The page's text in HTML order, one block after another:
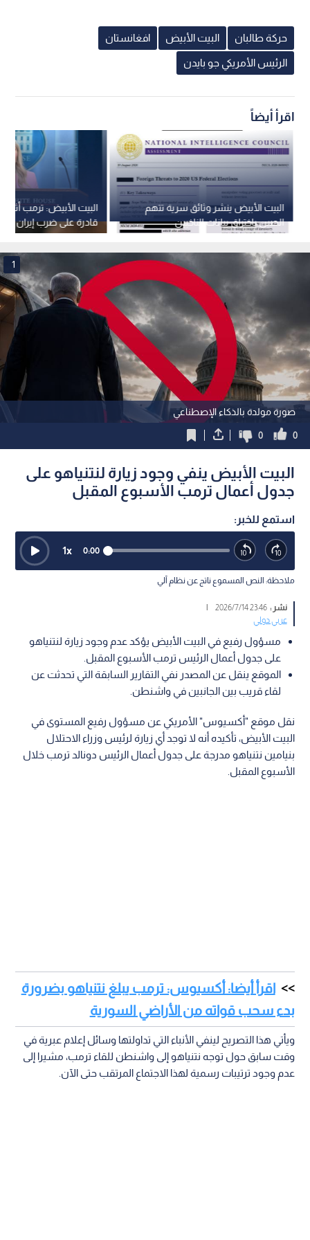
حركة طالبان البيت الأبيض افغانستان
الرئيس الأمريكي جو بايدن
اقرأ أيضاً
البيت الأبيض: ترمب
قادرة على ضرب إيران
مكان
البيت الأبيض ينشر وثائق سرية تتهم
الصين باختراق بيانات الناخبين
صورة مولدة بالذكاء الإصطناعي
1
0
0
البيت الأبيض ينفي وجود زيارة لنتنياهو على
جدول أعمال ترمب الأسبوع المقبل
استمع للخبر:
0:00
1x
ملاحظة: النص المسموع ناتج عن نظام آلي
نشر :23:46 2026/7/14
|
عربي دولي
مسؤول رفيع في البيت الأبيض يؤكد عدم وجود زيارة لنتنياهو
على جدول أعمال الرئيس ترمب الأسبوع المقبل.
الموقع ينقل عن المصدر نفي التقارير السابقة التي تحدثت عن
لقاء قريب بين الجانبين في واشنطن.
نقل موقع "أكسيوس" الأمريكي عن مسؤول رفيع المستوى في
البيت الأبيض، تأكيده أنه لا توجد أي زيارة لرئيس وزراء الاحتلال
بنيامين نتنياهو مدرجة على جدول أعمال الرئيس دونالد ترمب خلال
الأسبوع المقبل.
اقرأ أيضا: أكسيوس: ترمب يبلغ نتنياهو بضرورة
بدء سحب قواته من الأراضي السورية
ويأتي هذا التصريح لينفي الأنباء التي تداولتها وسائل إعلام عبرية في
وقت سابق حول توجه نتنياهو إلى واشنطن للقاء ترمب، مشيرا إلى
عدم وجود ترتيبات رسمية لهذا الاجتماع المرتقب حتى الآن.